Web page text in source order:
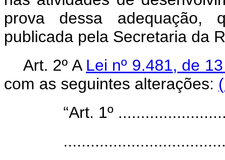
prova dessa adequação,
publicada pela Secretaria da
Art. 2º A Lei nº 9.481, de
com as seguintes alterações:
“Art. 1º